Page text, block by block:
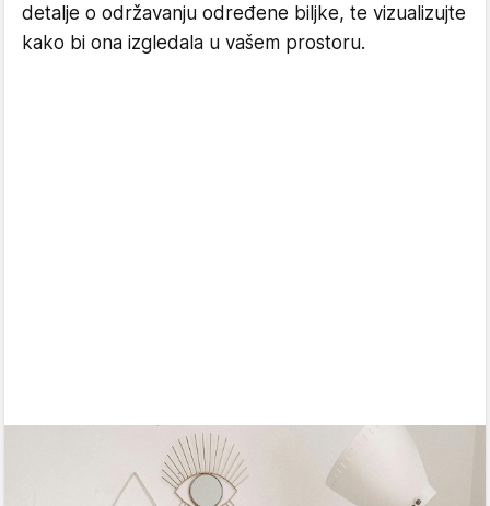
detalje o održavanju određene biljke, te vizualizujte
kako bi ona izgledala u vašem prostoru.